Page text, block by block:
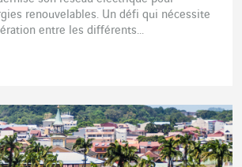
renouvelables. Un défi qui nécessite
entre les différents...